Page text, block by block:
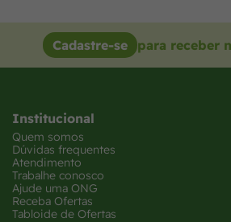
Cadastre-se para receber
Institucional
Quem somos
Dúvidas frequentes
Atendimento
Trabalhe conosco
Ajude uma ONG
Receba Ofertas
Tabloide de Ofertas